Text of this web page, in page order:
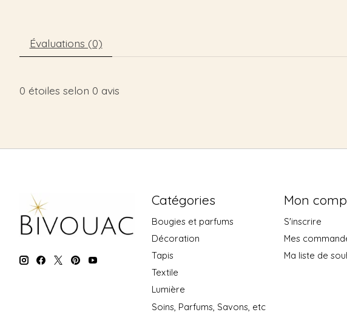
Évaluations (0)
0 étoiles selon 0 avis
Catégories
Bougies et parfums
Décoration
Tapis
Textile
Lumière
Soins, Parfums, Savons, etc
Mon
S'inscrire
Mes
Ma liste de